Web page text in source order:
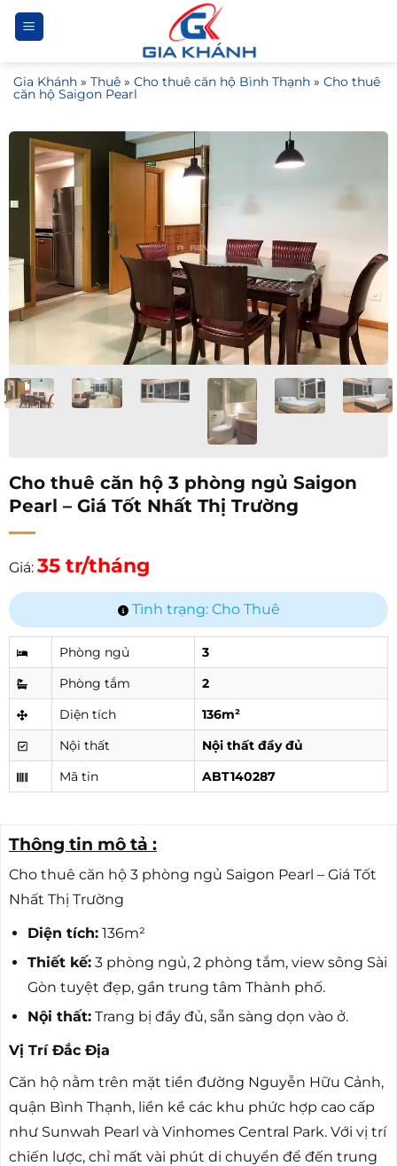
Bỏ
qua
dung
Gia Khánh » Thuê » Cho thuê căn hộ Bình Thạnh » Cho thuê
căn hộ Saigon Pearl
Cho thuê căn hộ 3 phòng ngủ Saigon
Pearl – Giá Tốt Nhất Thị Trường
Giá: 35 tr/tháng
Tình trạng: Cho Thuê
Phòng ngủ
3
Phòng tắm
2
Diện tích
136m²
Nội thất
Nội thất đầy đủ
Mã tin
ABT140287
Thông tin mô tả :
Cho thuê căn hộ 3 phòng ngủ Saigon Pearl – Giá Tốt
Nhất Thị Trường
Diện tích:136m²
Thiết kế:3 phòng ngủ, 2 phòng tắm, view sông Sài
Gòn tuyệt đẹp, gần trung tâm Thành phố.
Nội thất:Trang bị đầy đủ, sẵn sàng dọn vào ở.
Vị Trí Đắc Địa
Căn hộ nằm trên mặt tiền đường Nguyễn Hữu Cảnh,
quận Bình Thạnh, liền kề các khu phức hợp cao cấp
như Sunwah Pearl và Vinhomes Central Park. Với vị trí
chiến lược, chỉ mất vài phút di chuyển để đến trung